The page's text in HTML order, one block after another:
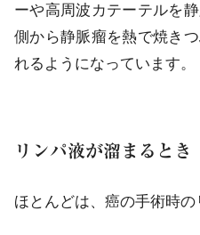
ーや高周波カテーテルを
側から静脈瘤を熱で焼き
れるようになっています。
リンパ液が溜まるとき
ほとんどは、癌の手術時の